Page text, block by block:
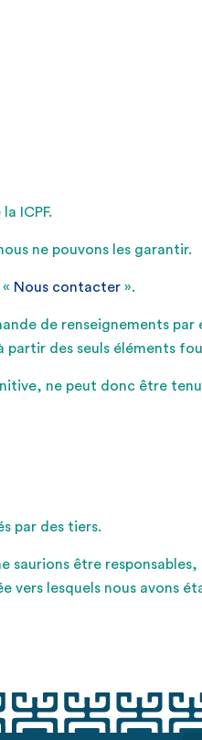
ICPF.
ne pouvons les garantir.
Nous contacter ».
de renseignements par
des seuls éléments
ne peut donc être
par des tiers.
saurions être
vers lesquels nous avons